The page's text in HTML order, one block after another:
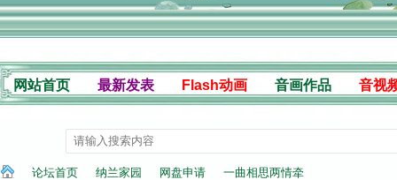
网站首页 最新发表 Flash动画 音画作品 音视
论坛首页 纳兰家园 网盘申请 一曲相思两情牵